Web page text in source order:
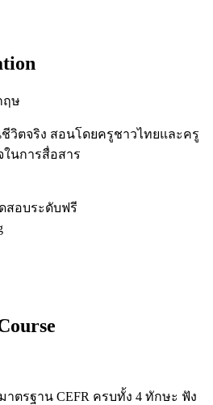
ฤษ
ตจริง สอนโดยครูชาวไทยและครู
นการสื่อสาร
สอบระดับฟรี
ตรฐาน CEFR ครบทั้ง 4 ทักษะ ฟัง